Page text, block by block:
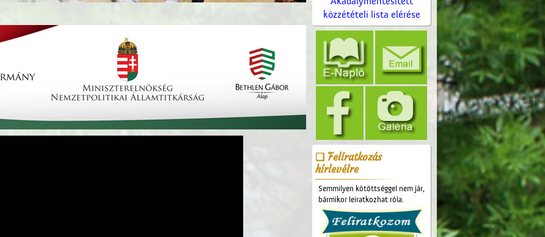
közzétételi lista elérése
Felíratkozás
hírlevélre
Semmilyen kötöttséggel nem jár,
bármikor leiratkozhat róla.